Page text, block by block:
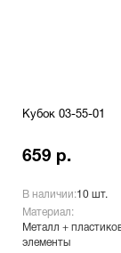
Кубок 03-55-01
659 р.
В наличии:10 шт.
Материал:
Металл +
элементы